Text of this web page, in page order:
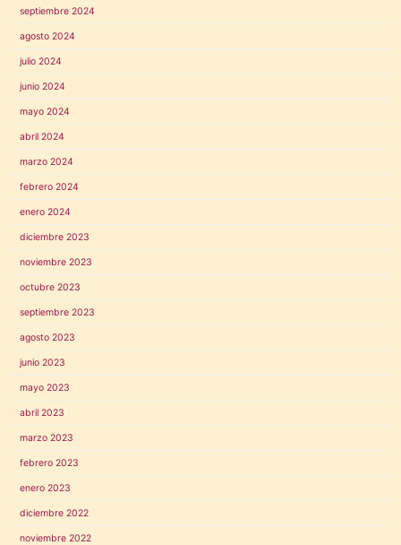
septiembre 2024
agosto 2024
julio 2024
junio 2024
mayo 2024
abril 2024
marzo 2024
febrero 2024
enero 2024
diciembre 2023
noviembre 2023
octubre 2023
septiembre 2023
agosto 2023
junio 2023
mayo 2023
abril 2023
marzo 2023
febrero 2023
enero 2023
diciembre 2022
noviembre 2022